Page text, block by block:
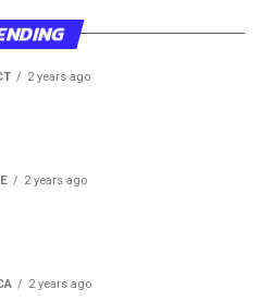
2 years ago
2 years ago
2 years ago